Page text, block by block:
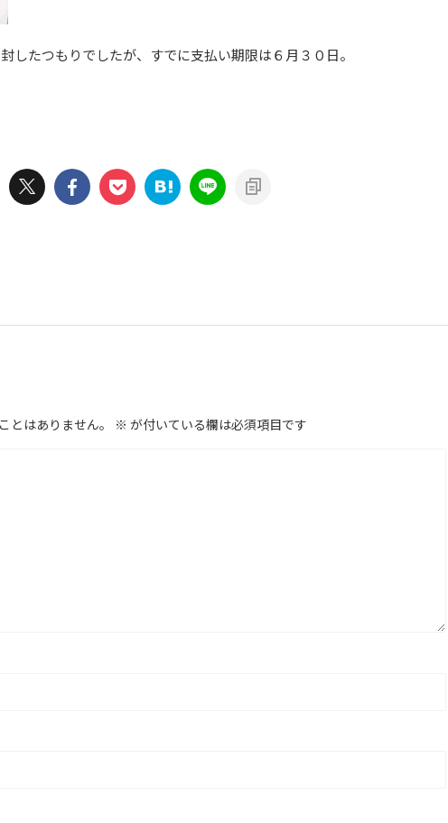
したつもりでしたが、すでに支払い期限は６月３０日。
とはありません。 ※ が付いている欄は必須項目です